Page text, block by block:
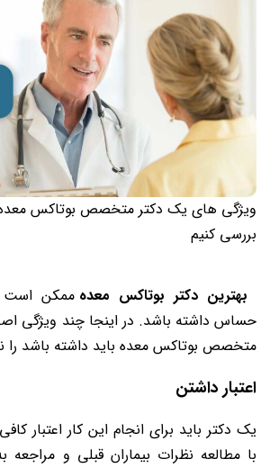
ویژگی های یک دکتر متخصص بوتاکس معده
بررسی کنیم
بهترین دکتر بوتاکس معده ممکن است
حساس داشته باشد. در اینجا چند ویژگی
متخصص بوتاکس معده باید داشته باشد را
اعتبار داشتن
یک دکتر باید برای انجام این کار اعتبار
با مطالعه نظرات بیماران قبلی و مراجعه